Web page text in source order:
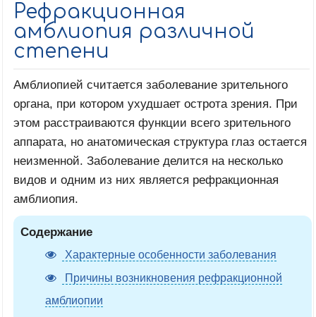
Рефракционная
амблиопия различной
степени
Амблиопией считается заболевание зрительного
органа, при котором ухудшает острота зрения. При
этом расстраиваются функции всего зрительного
аппарата, но анатомическая структура глаз остается
неизменной. Заболевание делится на несколько
видов и одним из них является рефракционная
амблиопия.
Содержание
Характерные особенности заболевания
Причины возникновения рефракционной
амблиопии